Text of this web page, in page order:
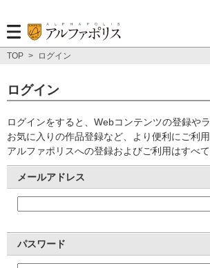
TOP > ログイン
ログイン
ログインをすると、Webコンテンツの登録や
お気に入りの作品登録など、より便利にご利用
アルファポリスへの登録およびご利用はすべて
メールアドレス
パスワード